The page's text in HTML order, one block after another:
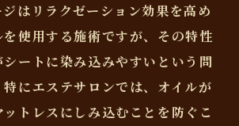
はリラクゼーション効果を高め
を使用する施術ですが、その特性
シートに染み込みやすいという問
にエステサロンでは、オイルが
トレスにしみ込むことを防ぐこ